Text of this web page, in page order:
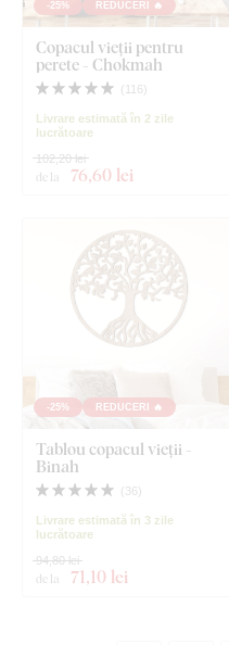
-25% REDUCERI 🔥
Copacul vieții pentru
perete - Chokmah
( 116 )
Livrare estimată în 2 zile
lucrătoare
de la 76,60 lei
102,20 lei
-25% REDUCERI 🔥
Tablou copacul vieții -
Binah
( 36 )
Livrare estimată în 3 zile
lucrătoare
de la 71,10 lei
94,80 lei